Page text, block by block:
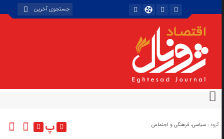
گروه : سیاسی، فرهنگی و اجتماعی پ